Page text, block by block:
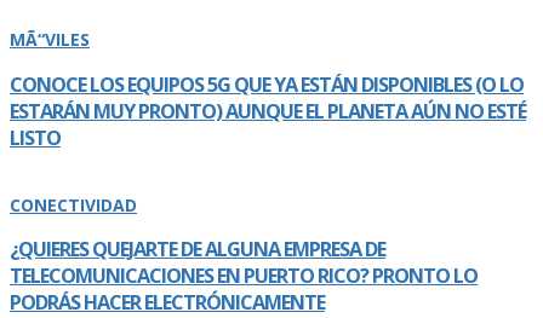
MÃ“VILES
CONOCE LOS EQUIPOS 5G QUE YA ESTÁN DISPONIBLES (O LO
ESTARÁN MUY PRONTO) AUNQUE EL PLANETA AÚN NO ESTÉ
LISTO
CONECTIVIDAD
¿QUIERES QUEJARTE DE ALGUNA EMPRESA DE
TELECOMUNICACIONES EN PUERTO RICO? PRONTO LO
PODRÁS HACER ELECTRÓNICAMENTE